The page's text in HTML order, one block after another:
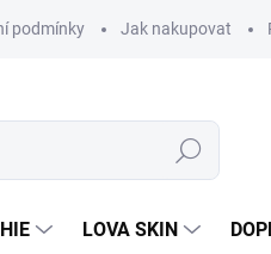
podmínky Jak nakupovat
Hledat
LOVA SKIN